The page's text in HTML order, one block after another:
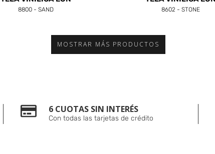
8800 - SAND 8602 - STONE
MOSTRAR MÁS PRODUCTOS
6 CUOTAS SIN INTERÉS
Con todas las tarjetas de crédito